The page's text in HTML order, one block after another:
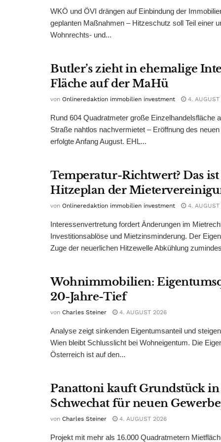
WKÖ und ÖVI drängen auf Einbindung der
geplanten Maßnahmen – Hitzeschutz soll Teil einer
Wohnrechts- und...
Butler’s zieht in ehemalige
Fläche auf der MaHü
von Onlineredaktion immobilien investment 4. AUGUST
Rund 604 Quadratmeter große Einzelhandelsfläche
Straße nahtlos nachvermietet – Eröffnung des
erfolgte Anfang August. EHL...
Temperatur-Richtwert? Das
Hitzeplan der
von Onlineredaktion immobilien investment 4. AUGUST
Interessenvertretung fordert Änderungen im
Investitionsablöse und Mietzinsminderung. Der
Zuge der neuerlichen Hitzewelle Abkühlung
Wohnimmobilien:
20-Jahre-Tief
von Charles Steiner 4. AUGUST 2026
Analyse zeigt sinkenden Eigentumsanteil und
Wien bleibt Schlusslicht bei Wohneigentum. Die
Österreich ist auf den...
Panattoni kauft Grundstück in
Schwechat für neuen
von Charles Steiner 4. AUGUST 2026
Projekt mit mehr als 16.000 Quadratmetern